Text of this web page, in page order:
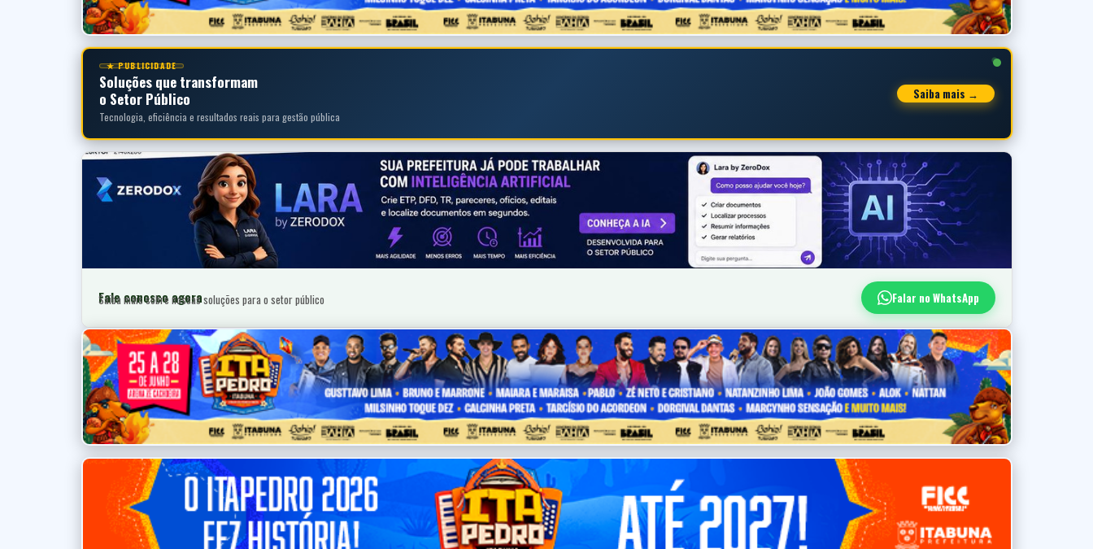
★ PUBLICIDADE
Soluções que transformam
o Setor Público
Tecnologia, eficiência e resultados reais para gestão pública
Saiba mais →
Fale conosco agora
Saiba mais sobre nossas soluções para o setor público Falar no WhatsApp